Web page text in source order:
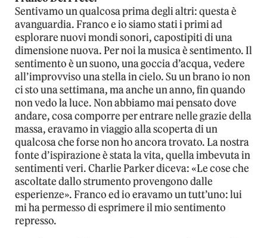
Sentivamo un qualcosa prima degli altri: questa è
avanguardia. Franco e io siamo stati i primi ad
esplorare nuovi mondi sonori, capostipiti di una
dimensione nuova. Per noi la musica è sentimento. Il
sentimento è un suono, una goccia d’acqua, vedere
all’improvviso una stella in cielo. Su un brano io non
ci sto una settimana, ma anche un anno, fin quando
non vedo la luce. Non abbiamo mai pensato dove
andare, cosa comporre per entrare nelle grazie della
massa, eravamo in viaggio alla scoperta di un
qualcosa che forse non ho ancora trovato. La nostra
fonte d’ispirazione è stata la vita, quella imbevuta in
sentimenti veri. Charlie Parker diceva: «Le cose che
ascoltate dallo strumento provengono dalle
esperienze». Franco ed io eravamo un tutt’uno: lui
mi ha permesso di esprimere il mio sentimento
represso.